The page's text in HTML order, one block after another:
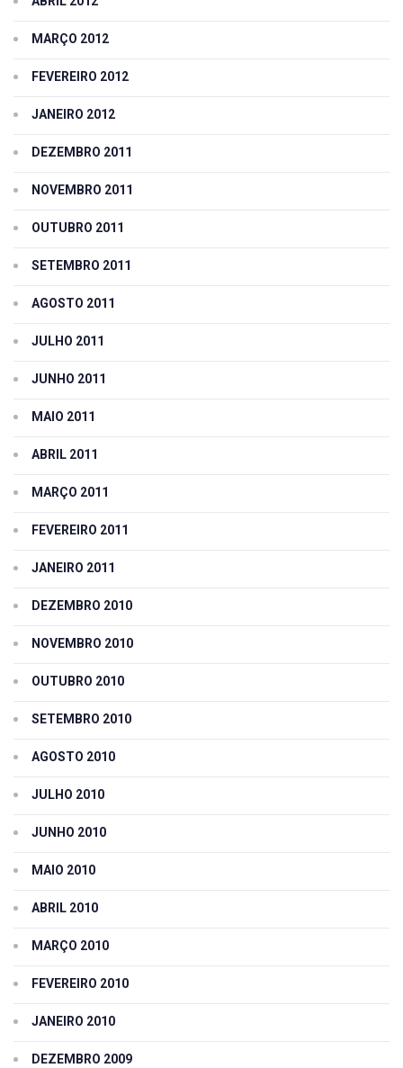
MARÇO 2012
FEVEREIRO 2012
JANEIRO 2012
DEZEMBRO 2011
NOVEMBRO 2011
OUTUBRO 2011
SETEMBRO 2011
AGOSTO 2011
JULHO 2011
JUNHO 2011
MAIO 2011
ABRIL 2011
MARÇO 2011
FEVEREIRO 2011
JANEIRO 2011
DEZEMBRO 2010
NOVEMBRO 2010
OUTUBRO 2010
SETEMBRO 2010
AGOSTO 2010
JULHO 2010
JUNHO 2010
MAIO 2010
ABRIL 2010
MARÇO 2010
FEVEREIRO 2010
JANEIRO 2010
DEZEMBRO 2009